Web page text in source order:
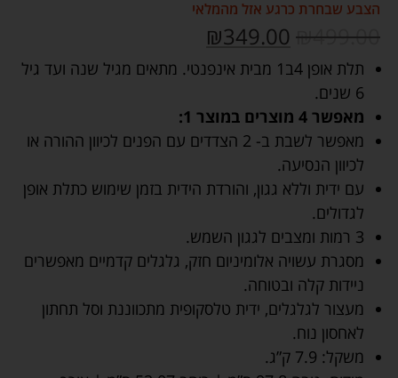
הצבע שבחרת כרגע אזל מהמלאי
₪499.00
₪349.00
תלת אופן 4ב1 מבית אינפנטי. מתאים מגיל שנה ועד גיל
6 שנים.
מאפשר 4 מוצרים במוצר 1:
מאפשר לשבת ב- 2 הצדדים עם הפנים לכיוון ההורה או
לכיוון הנסיעה.
עם ידית וללא גגון, והורדת הידית בזמן שימוש כתלת אופן
לגדולים.
3 רמות ומצבים לגגון השמש.
מסגרת עשויה אלומיניום חזק, גלגלים קדמיים מאפשרים
ניידות קלה ובטוחה.
מעצור לגלגלים, ידית טלסקופית מתכווננת וסל תחתון
לאחסון נוח.
משקל: 7.9 ק”ג.